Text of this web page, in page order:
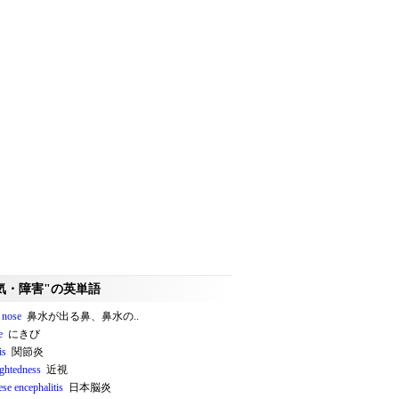
・障害"の英単語
鼻水が出る鼻、鼻水の..
にきび
関節炎
近視
encephalitis 日本脳炎